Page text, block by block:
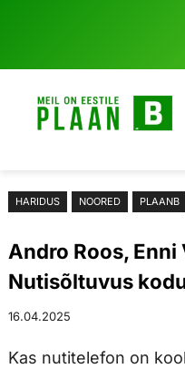
juurde
HARIDUS NOORED PLAANB
Andro Roos, Enni
Nutisõltuvus
16.04.2025
Kas nutitelefon on